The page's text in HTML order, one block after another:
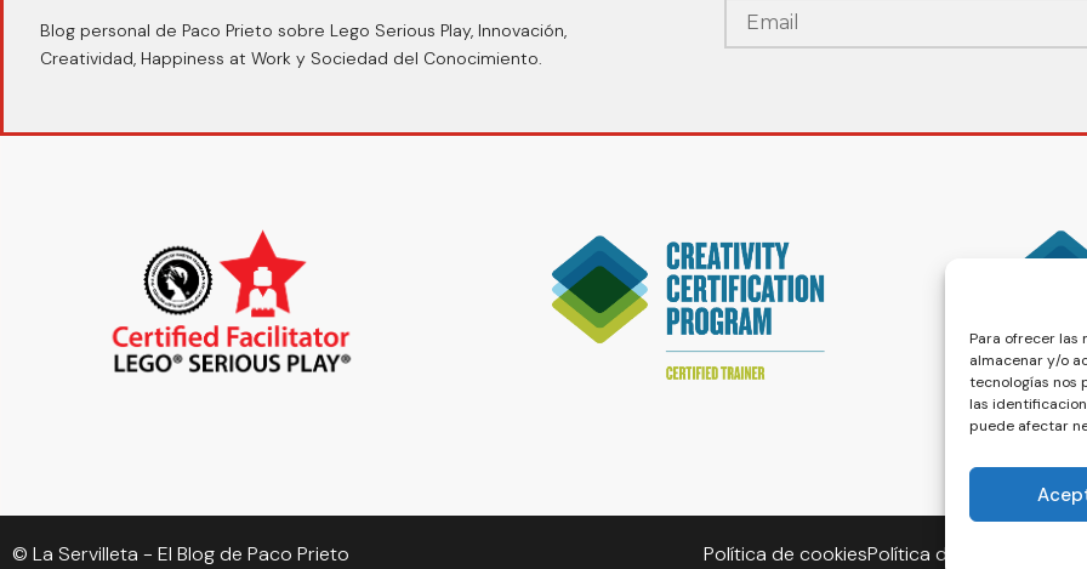
Para ofrecer las
almacenar y/o
tecnologías nos
las
puede afectar
Blog personal de Paco Prieto sobre Lego Serious Play, Innovación,
Creatividad, Happiness at Work y Sociedad del Conocimiento.
© La Servilleta - El Blog de Paco Prieto Política de cookiesPolítica de privacidad